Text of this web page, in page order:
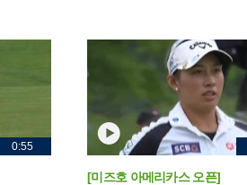
0:55
[미즈호 아메리카스 오픈]